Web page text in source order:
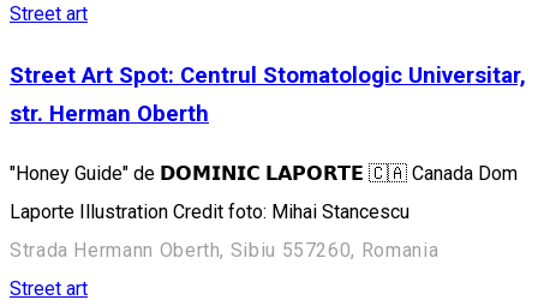
Street art
Street Art Spot: Centrul Stomatologic Universitar,
str. Herman Oberth
"Honey Guide" de 𝗗𝗢𝗠𝗜𝗡𝗜𝗖 𝗟𝗔𝗣𝗢𝗥𝗧𝗘 🇨🇦 Canada Dom
Laporte Illustration Credit foto: Mihai Stancescu
Strada Hermann Oberth, Sibiu 557260, Romania
Street art